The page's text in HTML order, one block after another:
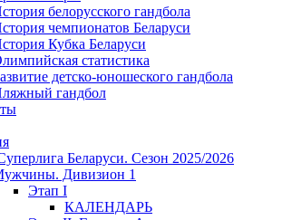
белорусского гандбола
чемпионатов Беларуси
Кубка Беларуси
статистика
детско-юношеского гандбола
гандбол
Беларуси. Сезон 2025/2026
Дивизион 1
Этап I
КАЛЕНДАРЬ